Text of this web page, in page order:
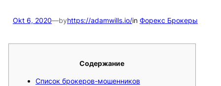
Okt 6, 2020—byhttps://adamwills.io/in Форекс Брокеры
Содержание
Список брокеров-мошенников